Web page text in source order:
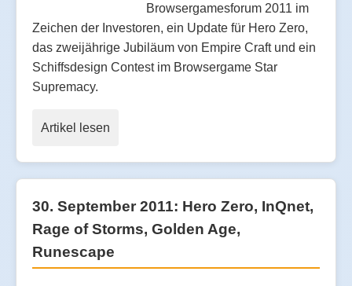
Browsergamesforum 2011 im
Zeichen der Investoren, ein Update für Hero Zero,
das zweijährige Jubiläum von Empire Craft und ein
Schiffsdesign Contest im Browsergame Star
Supremacy.
Artikel lesen
30. September 2011: Hero Zero, InQnet,
Rage of Storms, Golden Age,
Runescape